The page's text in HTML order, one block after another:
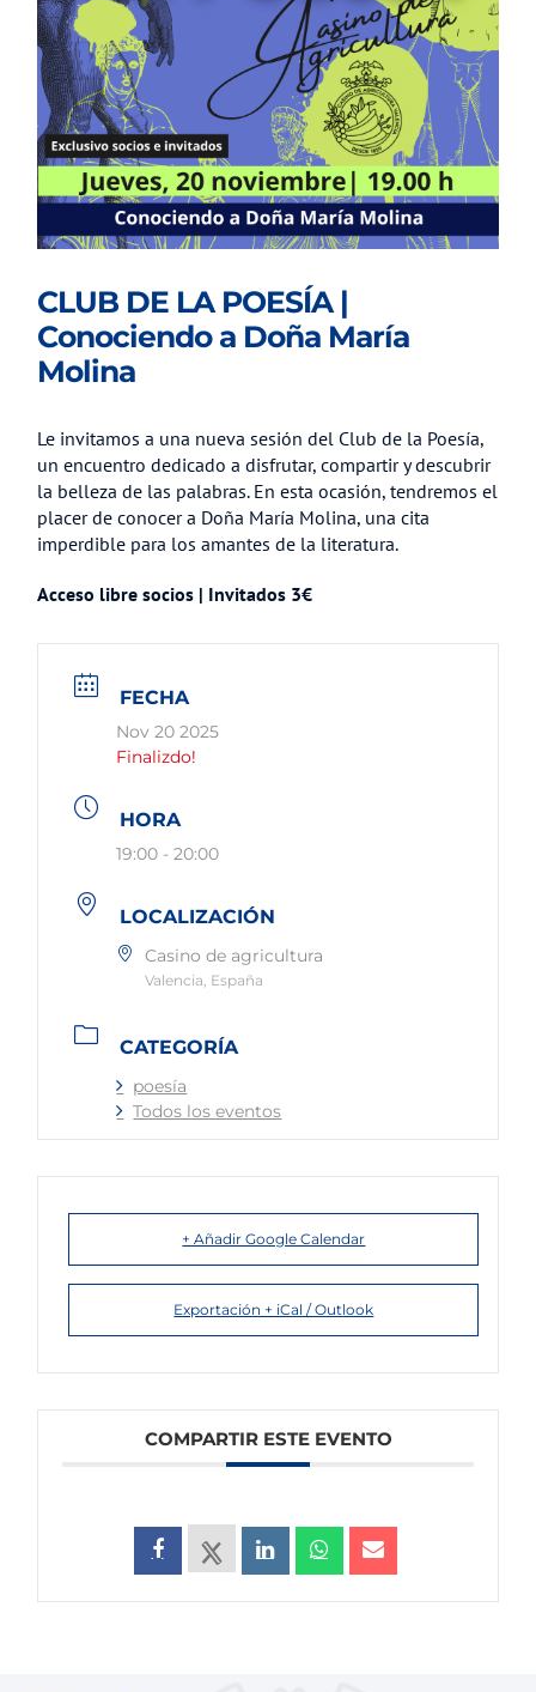
CLUB DE LA POESÍA |
Conociendo a Doña María
Molina
Le invitamos a una nueva sesión del Club de la Poesía,
un encuentro dedicado a disfrutar, compartir y descubrir
la belleza de las palabras. En esta ocasión, tendremos el
placer de conocer a Doña María Molina, una cita
imperdible para los amantes de la literatura.
Acceso libre socios | Invitados 3€
FECHA
Nov 20 2025
Finalizdo!
HORA
19:00 - 20:00
LOCALIZACIÓN
Casino de agricultura
Valencia, España
CATEGORÍA
poesía
Todos los eventos
+ Añadir Google Calendar
Exportación + iCal / Outlook
COMPARTIR ESTE EVENTO